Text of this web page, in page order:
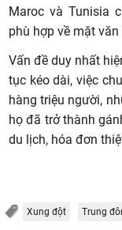
Maroc và Tunisia
phù hợp về mặt
Vấn đề duy nhất
tục kéo dài, việc
hàng triệu người,
họ đã trở thành
du lịch, hóa đơn
Xung đột Trung